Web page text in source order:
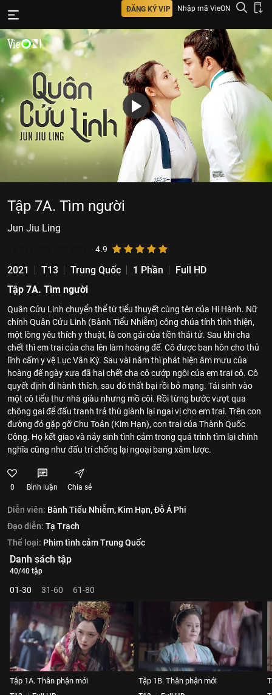
ĐĂNG KÝ VIP Nhập mã VieON
Tập 7A. Tìm người
Jun Jiu Ling
4.9
2021 T13 Trung Quốc 1 Phần
Full HD
Tập 7A. Tìm người
Quân Cửu Linh chuyển thể từ tiểu thuyết cùng tên của Hi Hành. Nữ
chính Quân Cửu Linh (Bành Tiểu Nhiễm) công chúa tính tình thiện,
một lòng yêu thích y thuật, là con gái của tiền thái tử. Sau khi cha
chết thì em trai của cha lên làm hoàng đế. Cô được ban hôn cho thủ
lĩnh cấm y vệ Lục Vân Kỳ. Sau vài năm thì phát hiện âm mưu của
hoàng đế ngày xưa đã hại chết cha cô cướp ngôi của em trai cô. Cô
quyết định đi hành thích, sau đó thất bại rồi bỏ mạng. Tái sinh vào
một cô tiểu thư nhà giàu nhưng mồ côi. Rồi từng bước vượt qua
chông gai để đấu tranh trả thù giành lại ngai vị cho em trai. Trên con
đường đó gặp gỡ Chu Toản (Kim Hạn), con trai của Thành Quốc
Công. Họ kết giao và nảy sinh tình cảm trong quá trình tìm lại chính
nghĩa cũng như đấu trí chống lại ngoại bang xâm lược.
0 Bình luận Chia sẻ
Diễn viên: Bành Tiểu Nhiễm, Kim Hạn,Đỗ Á Phi
Đạo diễn: Tạ Trạch
Thể loại: Phim tình cảm Trung Quốc
Danh sách tập
40/40 tập
01-30 31-60 61-80
Tập 1A. Thân phận mới Tập 1B. Thân phận mới